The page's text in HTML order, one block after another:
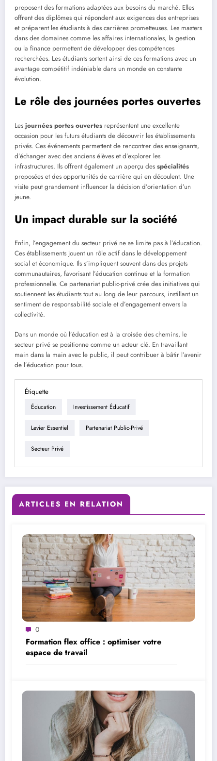
proposent des formations adaptées aux besoins du marché. Elles
offrent des diplômes qui répondent aux exigences des entreprises
et préparent les étudiants à des carrières prometteuses. Les masters
dans des domaines comme les affaires internationales, la gestion
ou la finance permettent de développer des compétences
recherchées. Les étudiants sortent ainsi de ces formations avec un
avantage compétitif indéniable dans un monde en constante
évolution.
Le rôle des journées portes ouvertes
Les journées portes ouvertes représentent une excellente
occasion pour les futurs étudiants de découvrir les établissements
privés. Ces événements permettent de rencontrer des enseignants,
d’échanger avec des anciens élèves et d’explorer les
infrastructures. Ils offrent également un aperçu des spécialités
proposées et des opportunités de carrière qui en découlent. Une
visite peut grandement influencer la décision d’orientation d’un
jeune.
Un impact durable sur la société
Enfin, l’engagement du secteur privé ne se limite pas à l’éducation.
Ces établissements jouent un rôle actif dans le développement
social et économique. Ils s’impliquent souvent dans des projets
communautaires, favorisant l’éducation continue et la formation
professionnelle. Ce partenariat public-privé crée des initiatives qui
soutiennent les étudiants tout au long de leur parcours, instillant un
sentiment de responsabilité sociale et d’engagement envers la
collectivité.
Dans un monde où l’éducation est à la croisée des chemins, le
secteur privé se positionne comme un acteur clé. En travaillant
main dans la main avec le public, il peut contribuer à bâtir l’avenir
de l’éducation pour tous.
Étiquette
Éducation Investissement Éducatif
Levier Essentiel Partenariat Public-Privé
Secteur Privé
ARTICLES EN RELATION
0
Formation flex office : optimiser votre
espace de travail